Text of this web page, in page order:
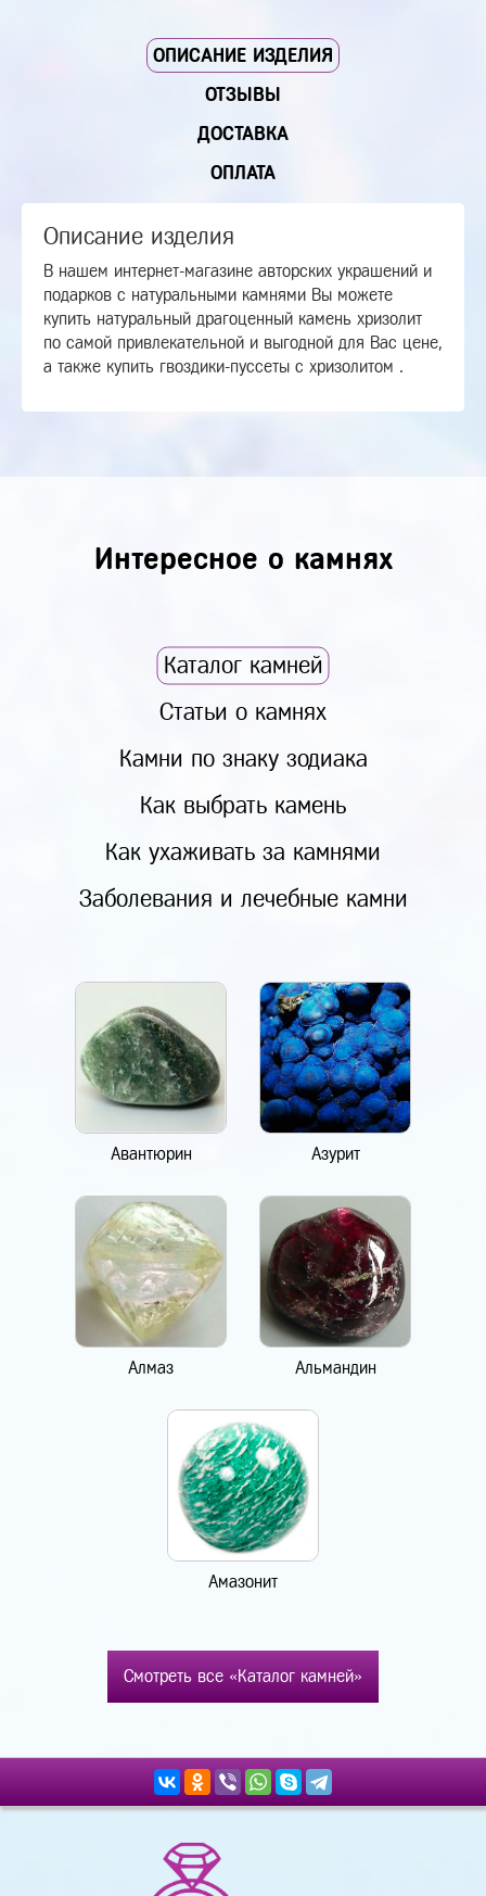
ОПИСАНИЕ ИЗДЕЛИЯ
ОТЗЫВЫ
ДОСТАВКА
ОПЛАТА
Описание изделия
В нашем интернет-магазине авторских украшений и
подарков с натуральными камнями Вы можете
купить натуральный драгоценный камень хризолит
по самой привлекательной и выгодной для Вас цене,
а также купить гвоздики-пуссеты с хризолитом .
Интересное о камнях
Каталог камней
Статьи о камнях
Камни по знаку зодиака
Как выбрать камень
Как ухаживать за камнями
Заболевания и лечебные камни
Авантюрин Азурит
Алмаз Альмандин
Амазонит
Смотреть все «Каталог камней»